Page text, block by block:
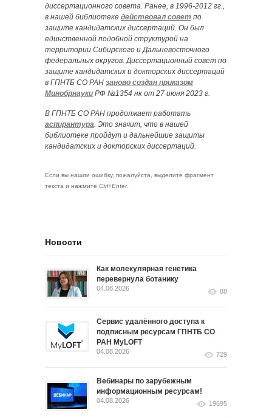
диссертационного совета. Ранее, в 1996-2012 гг.,
в нашей библиотеке действовал совет по
защите кандидатских диссертаций. Он был
единственной подобной структурой на
территории Сибирского и Дальневосточного
федеральных округов. Диссертационный совет по
защите кандидатских и докторских диссертаций
в ГПНТБ СО РАН заново создан приказом
Минобрнауки РФ №1354 нк от 27 июня 2023 г.
В ГПНТБ СО РАН продолжает работать
аспирантура. Это значит, что в нашей
библиотеке пройдут и дальнейшие защиты
кандидатских и докторских диссертаций.
Если вы нашли ошибку, пожалуйста, выделите фрагмент
текста и нажмите Ctrl+Enter.
Новости
Как молекулярная генетика
перевернула ботанику
04.08.2026 88
Сервис удалённого доступа к
подписным ресурсам ГПНТБ СО
РАН MyLOFT
04.08.2026 729
Вебинары по зарубежным
информационным ресурсам!
04.08.2026 19695